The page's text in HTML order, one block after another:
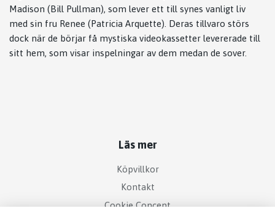
Madison (Bill Pullman), som lever ett till synes vanligt liv
med sin fru Renee (Patricia Arquette). Deras tillvaro störs
dock när de börjar få mystiska videokassetter levererade till
sitt hem, som visar inspelningar av dem medan de sover.
Läs mer
Köpvillkor
Kontakt
Cookie Concent